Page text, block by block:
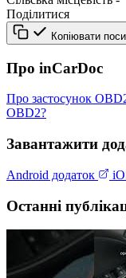
Поділитися
Копіювати
Про inCarDoc
Про застосунок
OBD2?
Завантажити
Android додаток
Останні